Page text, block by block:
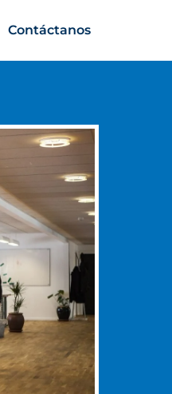
Contáctanos